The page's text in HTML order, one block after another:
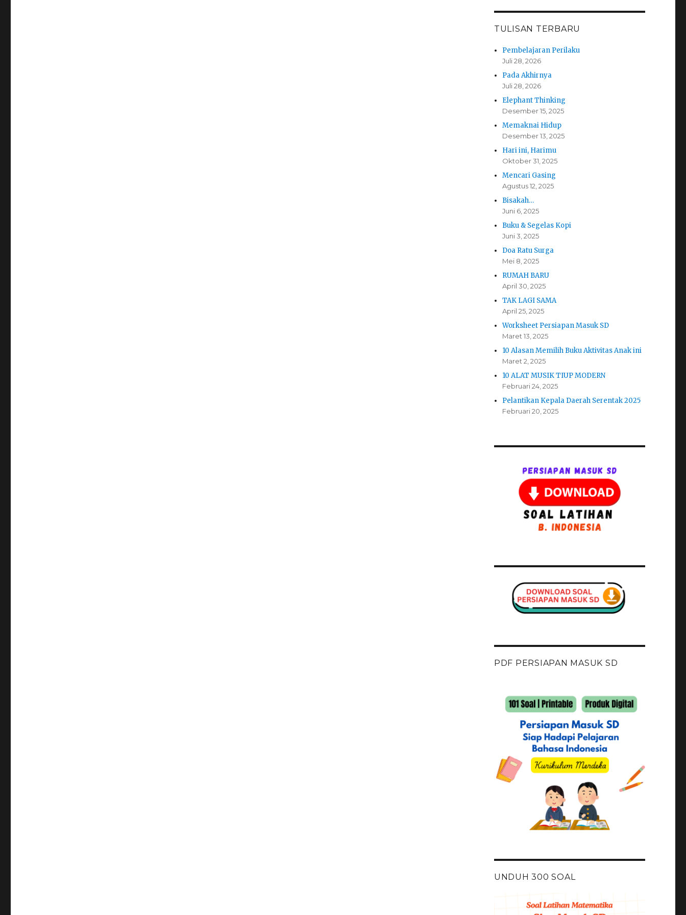
TULISAN TERBARU
Pembelajaran Perilaku
Juli 28, 2026
Pada Akhirnya
Juli 28, 2026
Elephant Thinking
Desember 15, 2025
Memaknai Hidup
Desember 13, 2025
Hari ini, Harimu
Oktober 31, 2025
Mencari Gasing
Agustus 12, 2025
Bisakah…
Juni 6, 2025
Buku & Segelas Kopi
Juni 3, 2025
Doa Ratu Surga
Mei 8, 2025
RUMAH BARU
April 30, 2025
TAK LAGI SAMA
April 25, 2025
Worksheet Persiapan Masuk SD
Maret 13, 2025
10 Alasan Memilih Buku Aktivitas Anak ini
Maret 2, 2025
10 ALAT MUSIK TIUP MODERN
Februari 24, 2025
Pelantikan Kepala Daerah Serentak 2025
Februari 20, 2025
PDF PERSIAPAN MASUK SD
UNDUH 300 SOAL